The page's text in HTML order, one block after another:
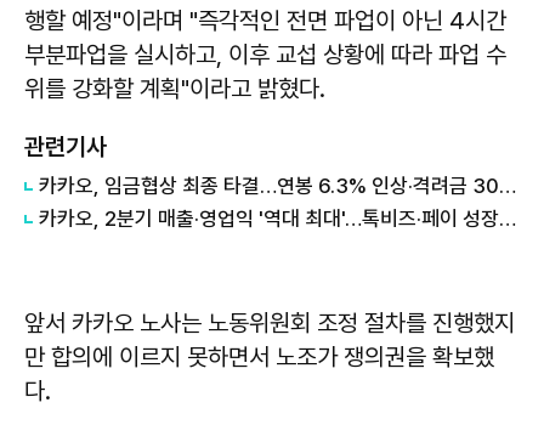
행할 예정"이라며 "즉각적인 전면 파업이 아닌 4시간
부분파업을 실시하고, 이후 교섭 상황에 따라 파업 수
위를 강화할 계획"이라고 밝혔다.
관련기사
카카오, 임금협상 최종 타결…연봉 6.3% 인상·격려금 300만원
카카오, 2분기 매출·영업익 '역대 최대'…톡비즈·페이 성장 견인
앞서 카카오 노사는 노동위원회 조정 절차를 진행했지
만 합의에 이르지 못하면서 노조가 쟁의권을 확보했
다.